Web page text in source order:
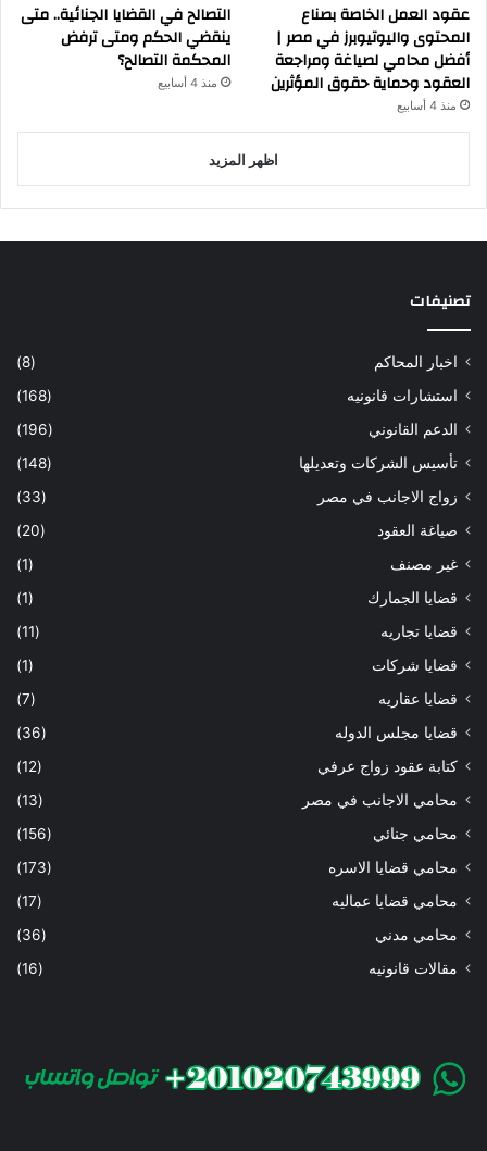
عقود العمل الخاصة بصناع
المحتوى واليوتيوبرز في مصر |
أفضل محامي لصياغة ومراجعة
العقود وحماية حقوق المؤثرين
منذ 4 أسابيع
التصالح في القضايا الجنائية.. متى
ينقضي الحكم ومتى ترفض
المحكمة التصالح؟
منذ 4 أسابيع
اظهر المزيد
تصنيفات
اخبار المحاكم
(8)
استشارات قانونيه
(168)
الدعم القانوني
(196)
تأسيس الشركات وتعديلها
(148)
زواج الاجانب في مصر
(33)
صياغة العقود
(20)
غير مصنف
(1)
قضايا الجمارك
(1)
قضايا تجاريه
(11)
قضايا شركات
(1)
قضايا عقاريه
(7)
قضايا مجلس الدوله
(36)
كتابة عقود زواج عرفي
(12)
محامي الاجانب في مصر
(13)
محامي جنائي
(156)
محامي قضايا الاسره
(173)
محامي قضايا عماليه
(17)
محامي مدني
(36)
مقالات قانونيه
(16)